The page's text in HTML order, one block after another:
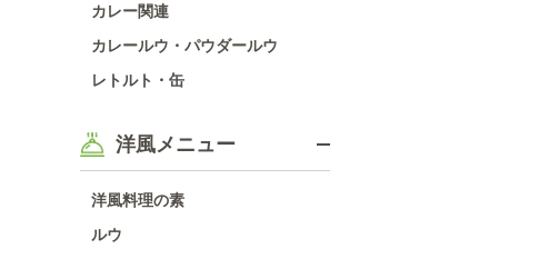
カレー関連
カレールウ・パウダールウ
レトルト・缶
洋風メニュー
洋風料理の素
ルウ